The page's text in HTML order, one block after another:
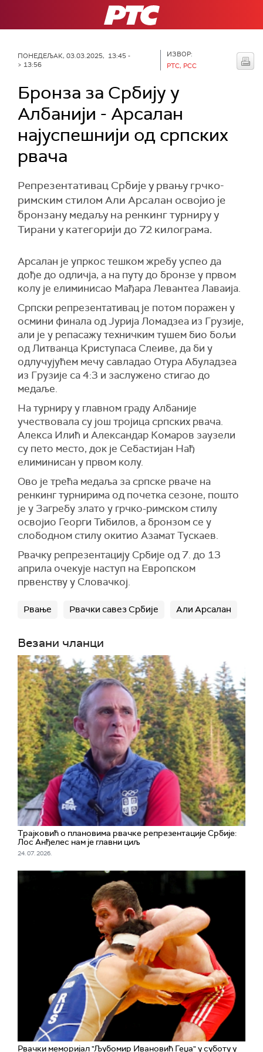
РТС
ПОНЕДЕЉАК, 03.03.2025, 13:45 -
> 13:56
ИЗВОР:
РТС, РСС
Бронза за Србију у
Албанији - Арсалан
најуспешнији од српских
рвача
Репрезентативац Србије у рвању грчко-
римским стилом Али Арсалан освојио је
бронзану медаљу на ренкинг турниру у
Тирани у категорији до 72 килограма.
Арсалан је упркос тешком жребу успео да
дође до одличја, а на путу до бронзе у првом
колу је елиминисао Мађара Левантеа Лаваија.
Српски репрезентативац је потом поражен у
осмини финала од Јурија Ломадзеа из Грузије,
али је у репасажу техничким тушем био бољи
од Литванца Криступаса Слеиве, да би у
одлучујућем мечу савладао Отура Абуладзеа
из Грузије са 4:3 и заслужено стигао до
медаље.
На турниру у главном граду Албаније
учествовала су још тројица српских рвача.
Алекса Илић и Александар Комаров заузели
су пето место, док је Себастијан Нађ
елиминисан у првом колу.
Ово је трећа медаља за српске рваче на
ренкинг турнирима од почетка сезоне, пошто
је у Загребу злато у грчко-римском стилу
освојио Георги Тибилов, а бронзом се у
слободном стилу окитио Азамат Тускаев.
Рвачку репрезентацију Србије од 7. до 13
априла очекује наступ на Европском
првенству у Словачкој.
Рвање Рвачки савез Србије Али Арсалан
Везани чланци
Трајковић о плановима рвачке репрезентације Србије:
Лос Анђелес нам је главни циљ
24. 07. 2026.
Рвачки меморијал "Љубомир Ивановић Геџа" у суботу у